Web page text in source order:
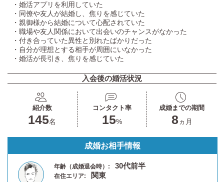
・婚活アプリを利用していた
・同僚や友人が結婚し、焦りを感じていた
・親御様から結婚について心配されていた
・職場や友人関係において出会いのチャンスがなかった
・付き合っていた異性と別れたばかりだった
・自分が理想とする相手が周囲にいなかった
・婚活が長引き、焦りを感じていた
入会後の婚活状況
紹介数
145名
コンタクト率
15%
成婚までの期間
8 ヵ月
成婚お相手情報
年齢（成婚退会時）: 30代前半
在住エリア: 関東